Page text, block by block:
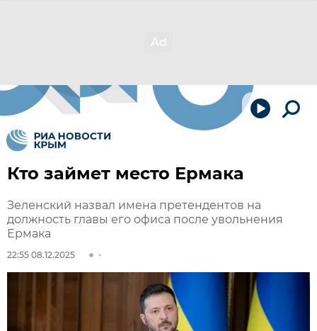
Кто займет место Ермака
Зеленский назвал имена претендентов на
должность главы его офиса после увольнения
Ермака
22:55 08.12.2025